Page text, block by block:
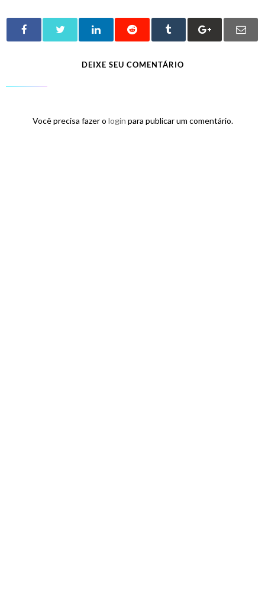
DEIXE SEU COMENTÁRIO
Você precisa fazer o login para publicar um comentário.